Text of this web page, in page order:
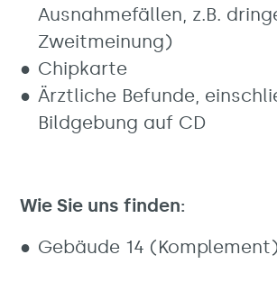
Ausnahmefällen, z.B.
Zweitmeinung)
Chipkarte
Ärztliche Befunde,
Bildgebung auf CD
Wie Sie uns finden:
Gebäude 14